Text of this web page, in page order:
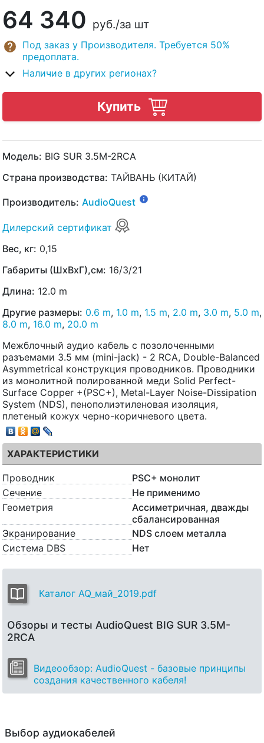
64 340 руб./за шт
Под заказ у Производителя. Требуется 50%
предоплата.
Наличие в других регионах?
Купить
Модель: BIG SUR 3.5M-2RCA
Страна производства: ТАЙВАНЬ (КИТАЙ)
Производитель: AudioQuest
Дилерский сертификат
Вес, кг: 0,15
Габариты (ШхВхГ),см: 16/3/21
Длина: 12.0 m
Другие размеры: 0.6 m, 1.0 m, 1.5 m, 2.0 m, 3.0 m, 5.0 m,
8.0 m, 16.0 m, 20.0 m
Межблочный аудио кабель с позолоченными
разъемами 3.5 мм (mini-jack) - 2 RCA, Double-Balanced
Asymmetrical конструкция проводников. Проводники
из монолитной полированной меди Solid Perfect-
Surface Copper +(PSC+), Metal-Layer Noise-Dissipation
System (NDS), пенополиэтиленовая изоляция,
плетеный кожух черно-коричневого цвета.
ХАРАКТЕРИСТИКИ
Проводник
PSC+ монолит
Сечение
Не применимо
Геометрия
Ассиметричная, дважды
сбалансированная
Экранирование
NDS слоем металла
Система DBS
Нет
Каталог AQ_май_2019.pdf
Обзоры и тесты AudioQuest BIG SUR 3.5M-
2RCA
Видеообзор: AudioQuest - базовые принципы
создания качественного кабеля!
Выбор аудиокабелей